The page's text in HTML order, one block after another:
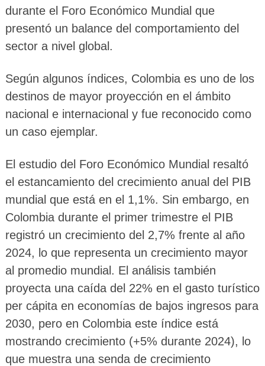
durante el Foro Económico Mundial que
presentó un balance del comportamiento del
sector a nivel global.
Según algunos índices, Colombia es uno de los
destinos de mayor proyección en el ámbito
nacional e internacional y fue reconocido como
un caso ejemplar.
El estudio del Foro Económico Mundial resaltó
el estancamiento del crecimiento anual del PIB
mundial que está en el 1,1%. Sin embargo, en
Colombia durante el primer trimestre el PIB
registró un crecimiento del 2,7% frente al año
2024, lo que representa un crecimiento mayor
al promedio mundial. El análisis también
proyecta una caída del 22% en el gasto turístico
per cápita en economías de bajos ingresos para
2030, pero en Colombia este índice está
mostrando crecimiento (+5% durante 2024), lo
que muestra una senda de crecimiento